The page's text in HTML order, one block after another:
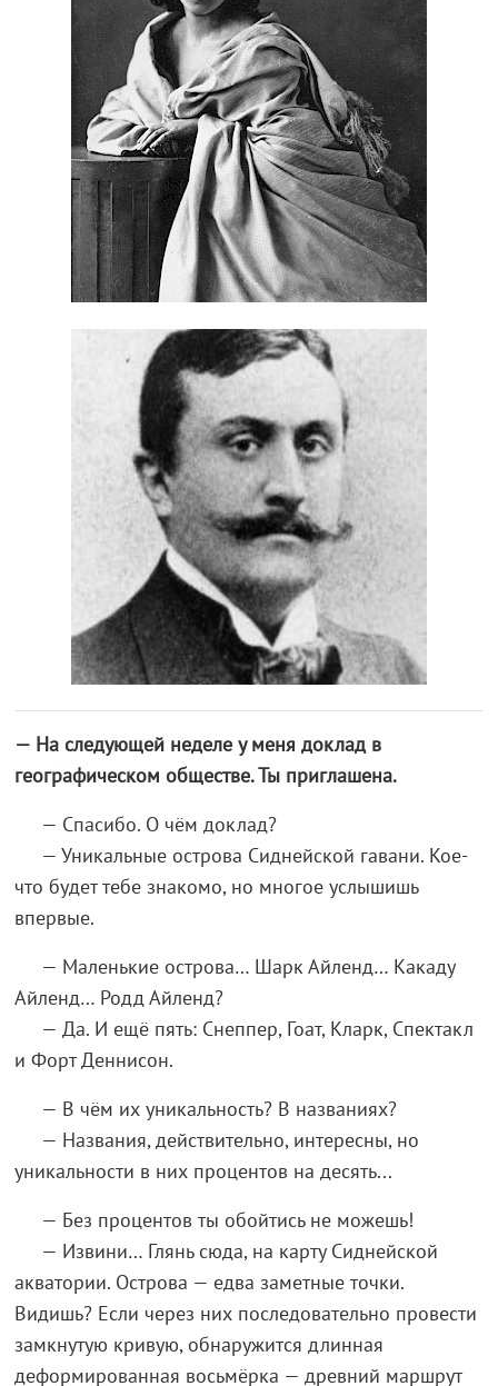
— На следующей неделе у меня доклад в
географическом обществе. Ты приглашена.
— Спасибо. О чём доклад?
— Уникальные острова Сиднейской гавани. Кое-
что будет тебе знакомо, но многое услышишь
впервые.
— Маленькие острова… Шарк Айленд… Какаду
Айленд… Родд Айленд?
— Да. И ещё пять: Снеппер, Гоат, Кларк, Спектaкл
и Форт Деннисон.
— В чём их уникальность? В названиях?
— Названия, действительно, интересны, но
уникальности в них процентов на десять...
— Без процентов ты обойтись не можешь!
— Извини… Глянь сюда, на карту Сиднейской
акватории. Oстрова — едва заметные точки.
Видишь? Если через них последовательно провести
замкнутую кривую, обнаружится длинная
деформированная восьмёрка — древний маршрут